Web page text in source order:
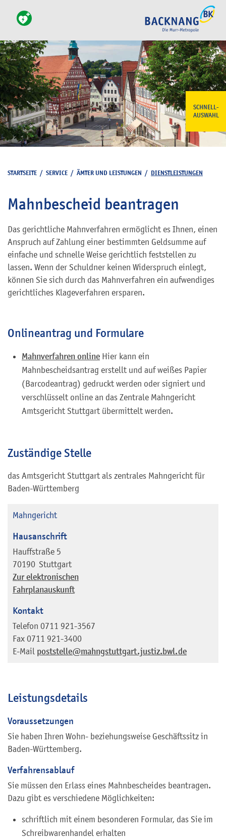
SCHNELL-
AUSWAHL
STARTSEITE / SERVICE / ÄMTER UND LEISTUNGEN / DIENSTLEISTUNGEN
Mahnbescheid beantragen
Das gerichtliche Mahnverfahren ermöglicht es Ihnen, einen
Anspruch auf Zahlung einer bestimmten Geldsumme auf
einfache und schnelle Weise gerichtlich feststellen zu
lassen. Wenn der Schuldner keinen Widerspruch einlegt,
können Sie sich durch das Mahnverfahren ein aufwendiges
gerichtliches Klageverfahren ersparen.
Onlineantrag und Formulare
Mahnverfahren online Hier kann ein
Mahnbescheidsantrag erstellt und auf weißes Papier
(Barcodeantrag) gedruckt werden oder signiert und
verschlüsselt online an das Zentrale Mahngericht
Amtsgericht Stuttgart übermittelt werden.
Zuständige Stelle
das Amtsgericht Stuttgart als zentrales Mahngericht für
Baden-Württemberg
Mahngericht
Hausanschrift
Hauffstraße 5
70190 Stuttgart
Zur elektronischen
Fahrplanauskunft
Kontakt
Telefon 0711 921-3567
Fax 0711 921-3400
E-Mail poststelle@mahngstuttgart.justiz.bwl.de
Leistungsdetails
Voraussetzungen
Sie haben Ihren Wohn- beziehungsweise Geschäftssitz in
Baden-Württemberg.
Verfahrensablauf
Sie müssen den Erlass eines Mahnbescheides beantragen.
Dazu gibt es verschiedene Möglichkeiten:
schriftlich mit einem besonderen Formular, das Sie im
Schreibwarenhandel erhalten